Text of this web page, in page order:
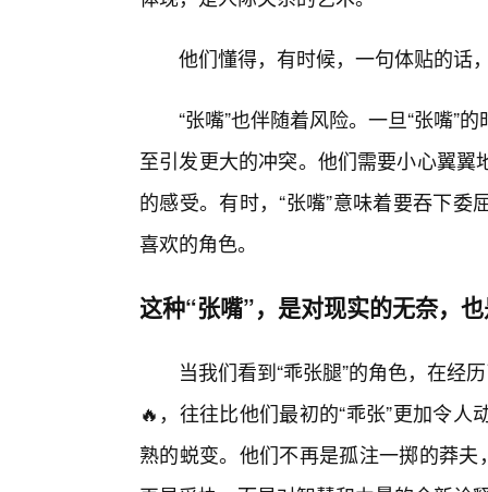
他们懂得，有时候，一句体贴的话
“张嘴”也伴随着风险。一旦“张嘴”
至引发更大的冲突。他们需要小心翼
的感受。有时，“张嘴”意味着要吞下
喜欢的角色。
这种“张嘴”，是对现实的无奈，
当我们看到“乖张腿”的角色，在经
🔥，往往比他们最初的“乖张”更加令
熟的蜕变。他们不再是孤注一掷的莽